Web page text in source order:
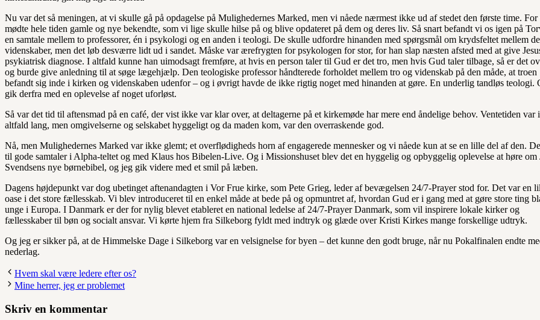
Nu var det så meningen, at vi skulle gå på opdagelse på Mulighedernes Marked, men vi nåede nærmest ikke ud af stedet den første time. For
mødte hele tiden gamle og nye bekendte, som vi lige skulle hilse på og blive opdateret på dem og deres liv. Så snart befandt vi os igen på
en samtale mellem to professorer, én i psykologi og en anden i teologi. De skulle udfordre hinanden med spørgsmål om krydsfeltet mellem
videnskaber, men det løb desværre lidt ud i sandet. Måske var ærefrygten for psykologen for stor, for han slap næsten afsted med at give
psykiatrisk diagnose. I altfald kunne han uimodsagt fremføre, at hvis en person taler til Gud er det tro, men hvis Gud taler tilbage, så er det
og burde give anledning til at søge lægehjælp. Den teologiske professor håndterede forholdet mellem tro og videnskab på den måde, at troen
befandt sig inde i kirken og videnskaben udenfor – og i øvrigt havde de ikke rigtig noget med hinanden at gøre. En underlig tandløs teologi.
gik derfra med en oplevelse af noget uforløst.
Så var det tid til aftensmad på en café, der vist ikke var klar over, at deltagerne på et kirkemøde har mere end åndelige behov. Ventetiden var i
altfald lang, men omgivelserne og selskabet hyggeligt og da maden kom, var den overraskende god.
Nå, men Mulighedernes Marked var ikke glemt; et overflødigheds horn af engagerede mennesker og vi nåede kun at se en lille del af den.
til gode samtaler i Alpha-teltet og med Klaus hos Bibelen-Live. Og i Missionshuset blev det en hyggelig og opbyggelig oplevelse at høre om
Svendsens nye børnebibel, og jeg gik videre med et smil på læben.
Dagens højdepunkt var dog ubetinget aftenandagten i Vor Frue kirke, som Pete Grieg, leder af bevægelsen 24/7-Prayer stod for. Det var en
oase i det store fællesskab. Vi blev introduceret til en enkel måde at bede på og opmuntret af, hvordan Gud er i gang med at gøre store ting
unge i Europa. I Danmark er der for nylig blevet etableret en national ledelse af 24/7-Prayer Danmark, som vil inspirere lokale kirker og
fællesskaber til bøn og socialt ansvar. Vi kørte hjem fra Silkeborg fyldt med indtryk og glæde over Kristi Kirkes mange forskellige udtryk.
Og jeg er sikker på, at de Himmelske Dage i Silkeborg var en velsignelse for byen – det kunne den godt bruge, når nu Pokalfinalen endte
nederlag.
Hvem skal være ledere efter os?
Mine herrer, jeg er problemet
Skriv en kommentar